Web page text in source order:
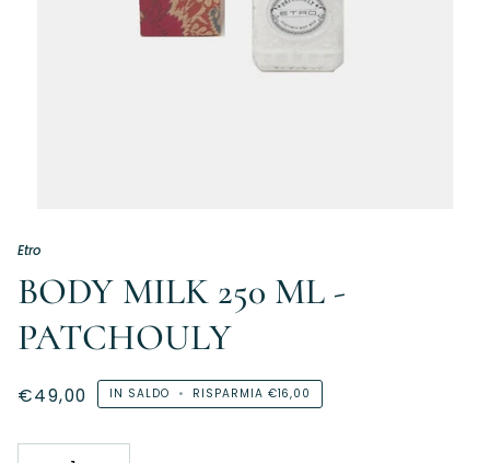
Etro
BODY MILK 250 ML -
PATCHOULY
€49,00 IN SALDO • RISPARMIA €16,00